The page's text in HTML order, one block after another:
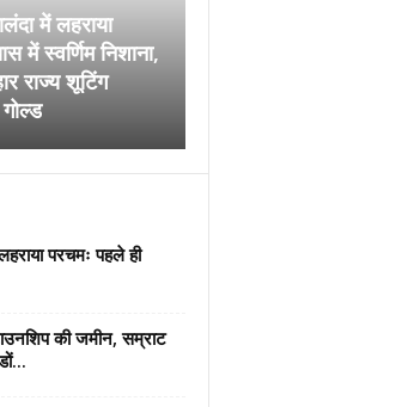
में लहराया
में स्वर्णिम निशाना,
राज्य शूटिंग
परचमः पहले ही
की जमीन, सम्राट